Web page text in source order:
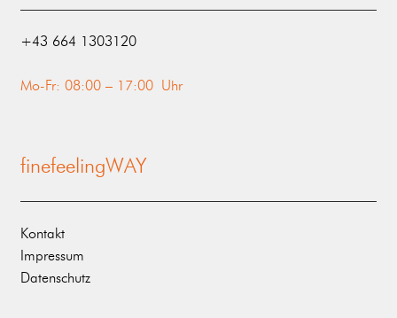
‭+43 664 1303120‬
Mo-Fr: 08:00 – 17:00 Uhr
finefeelingWAY
Kontakt
Impressum
Datenschutz